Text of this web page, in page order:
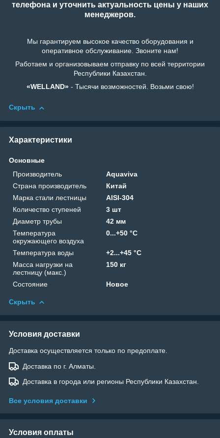
телефона и уточнить актуальность цены у наших
менеджеров.
Мы гарантируем высокое качество оборудования и
оперативное обслуживание. Звоните нам!
Работаем и организовываем отправку по всей территории
Республики Казахстан.
«WELLAND»- Тысячи возможностей. Возьми свою!
Скрыть
Характеристики
Основные
Производитель
Aquaviva
Страна производитель
Китай
Марка стали лестницы
AISI-304
Количество ступеней
3 шт
Диаметр трубы
42 мм
Температура
окружающего воздуха
0...+50 °C
Температура воды
+2...+45 °C
Масса нагрузки на
лестницу (макс.)
150 кг
Состояние Новое
Скрыть
Условия доставки
Доставка осуществляется только по предоплате.
Доставка по г. Алматы.
Доставка в города или регионы Республики Казахстан.
Все условия доставки
Условия оплаты